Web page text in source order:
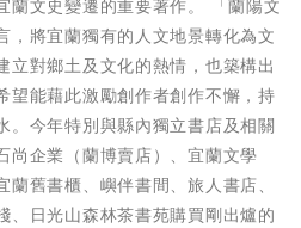
蘭文史變遷的重要著作。 「蘭陽文
，將宜蘭獨有的人文地景轉化為文
立對鄉土及文化的熱情，也築構出
望能藉此激勵創作者創作不懈，持
。今年特別與縣內獨立書店及相關
尚企業（蘭博賣店）、宜蘭文學
舊書櫃、嶼伴書間、旅人書店、
、日光山森林茶書苑購買剛出爐的